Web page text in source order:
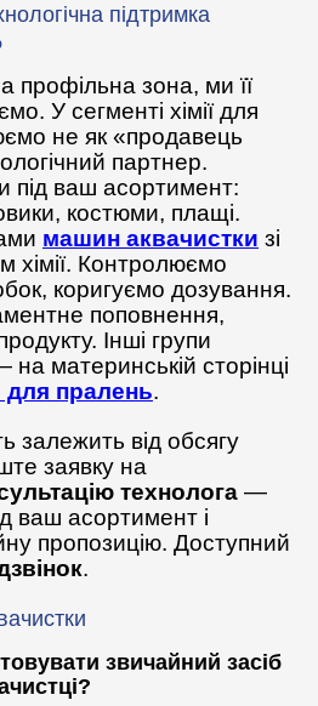
підтримка
профільна зона, ми її
У сегменті хімії для
не як «продавець
партнер.
під ваш асортимент:
костюми, плащі.
машин аквачистки зі
хімії. Контролюємо
коригуємо дозування.
поповнення,
Інші групи
на материнській сторінці
для пралень.
залежить від обсягу
заявку на
технолога —
ваш асортимент і
пропозицію. Доступний
.
звичайний засіб